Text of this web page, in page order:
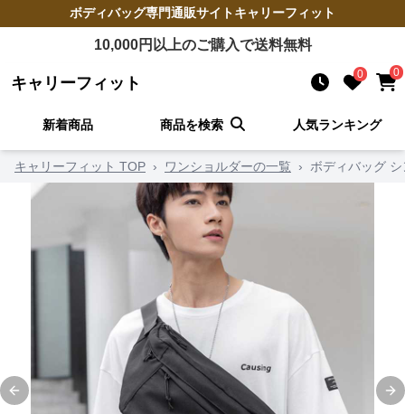
ボディバッグ専門通販サイトキャリーフィット
10,000円以上のご購入で送料無料
キャリーフィット 0 0
新着商品 商品を検索 人気ランキング
キャリーフィット TOP › ワンショルダーの一覧 › ボディバッグ
Previous slide